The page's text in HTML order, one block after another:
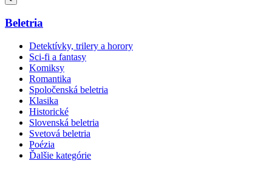
Beletria
Detektívky, trilery a horory
Sci-fi a fantasy
Komiksy
Romantika
Spoločenská beletria
Klasika
Historické
Slovenská beletria
Svetová beletria
Poézia
Ďalšie kategórie